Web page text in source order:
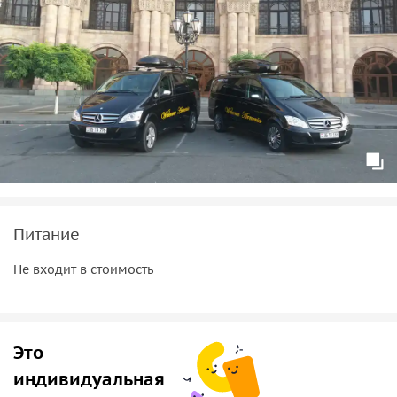
Монастырь Ахпат
окруженный величественными ущельями расположен в 10
км от Санаина, в одноименном селе. Как и Санаинский
Монастырь, построен в 10 веке царем Ашотом III и в 1996
году внесен в Список Всемирного Наследия ЮНЕСКО. В
Монастырском комплексе все эти века хранилась древняя
рукопись, Мугнийское Евангилие, которое в настоящее
время хранится в Матенадаране. В самом же Монастыре у
удивительную природу вокруг нее.
• Оплата экскурсии производится в начале тура,
обращайтесь к гиду.
• Прошу гостей, с детьми до 16-и лет, в машине, во время
тура, снимать их обувь, во избежания повреждений
Питание
Не входит в стоимость
Это
индивидуальная